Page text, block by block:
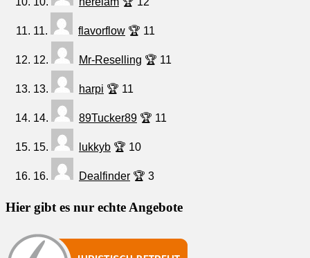
11. flavorflow 🏆 11
12. Mr-Reselling 🏆 11
13. harpi 🏆 11
14. 89Tucker89 🏆 11
15. lukkyb 🏆 10
16. Dealfinder 🏆 3
Hier gibt es nur echte Angebote